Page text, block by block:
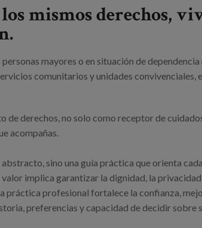
mismos derechos,
mayores o en situación de
comunitarios y unidades convivenciales,
de derechos, no solo como receptor de
acompañas.
sino una guía práctica que orienta
implica garantizar la dignidad, la
profesional fortalece la confianza,
preferencias y capacidad de decidir sobre